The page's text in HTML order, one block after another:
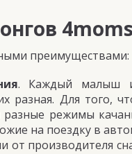
4moms
преимуществами:
. Каждый малыш
разная. Для того,
разные режимы
на поездку в
от производителя